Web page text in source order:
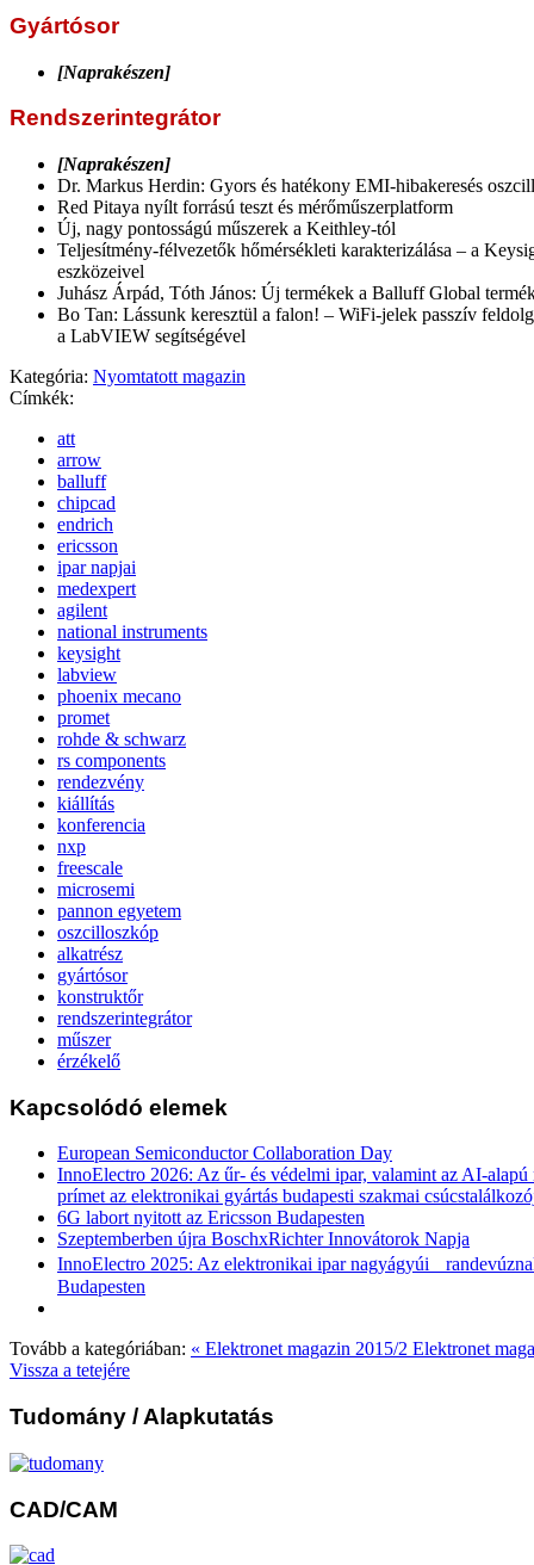
Gyártósor
[Naprakészen]
Rendszerintegrátor
[Naprakészen]
Dr. Markus Herdin: Gyors és hatékony EMI-hibakeresés
Red Pitaya nyílt forrású teszt és mérőműszerplatform
Új, nagy pontosságú műszerek a Keithley-tól
Teljesítmény-félvezetők hőmérsékleti karakterizálása – a
eszközeivel
Juhász Árpád, Tóth János: Új termékek a Balluff Global
Bo Tan: Lássunk keresztül a falon! – WiFi-jelek passzív
a LabVIEW segítségével
Kategória: Nyomtatott magazin
Címkék:
att
arrow
balluff
chipcad
endrich
ericsson
ipar napjai
medexpert
agilent
national instruments
keysight
labview
phoenix mecano
promet
rohde & schwarz
rs components
rendezvény
kiállítás
konferencia
nxp
freescale
microsemi
pannon egyetem
oszcilloszkóp
alkatrész
gyártósor
konstruktőr
rendszerintegrátor
műszer
érzékelő
Kapcsolódó elemek
European Semiconductor Collaboration Day
InnoElectro 2026: Az űr- és védelmi ipar, valamint az AI-alapú
prímet az elektronikai gyártás budapesti szakmai
6G labort nyitott az Ericsson Budapesten
Szeptemberben újra BoschxRichter Innovátorok Napja
InnoElectro 2025: Az elektronikai ipar nagyágyúi
Budapesten
Tovább a kategóriában: « Elektronet magazin 2015/2 Elektronet
Vissza a tetejére
Tudomány / Alapkutatás
CAD/CAM